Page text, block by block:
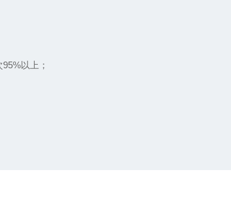
以上；